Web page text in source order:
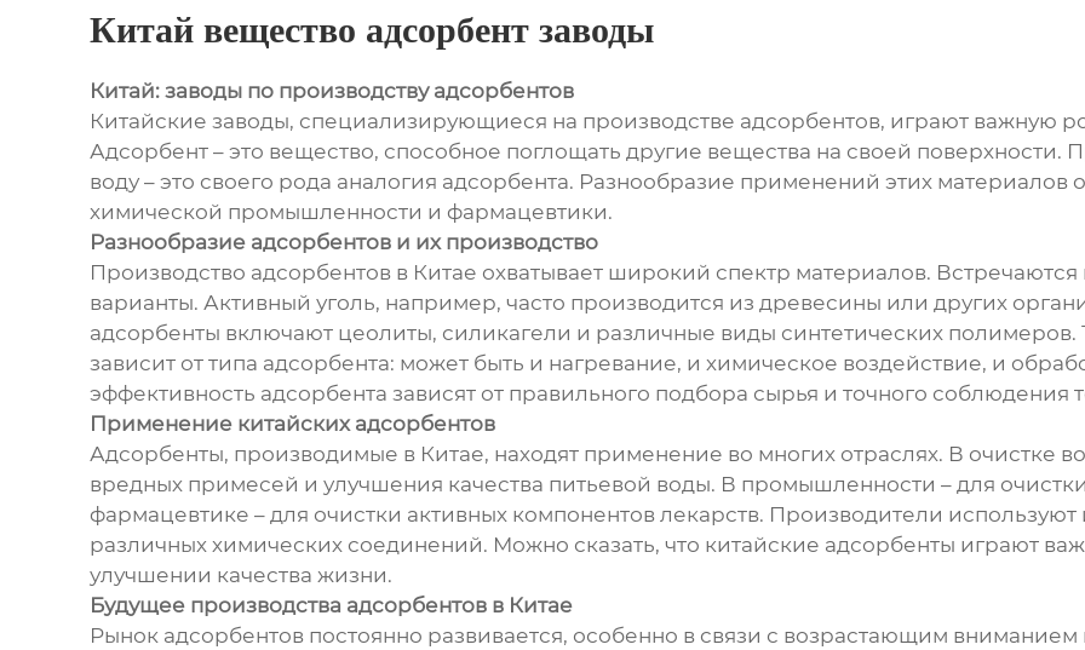
Китай вещество адсорбент заводы
Китай: заводы по производству адсорбентов
Китайские заводы, специализирующиеся на производстве адсорбентов, играют важную
Адсорбент – это вещество, способное поглощать другие вещества на своей поверхности.
воду – это своего рода аналогия адсорбента. Разнообразие применений этих материалов
химической промышленности и фармацевтики.
Разнообразие адсорбентов и их производство
Производство адсорбентов в Китае охватывает широкий спектр материалов.
варианты. Активный уголь, например, часто производится из древесины или других
адсорбенты включают цеолиты, силикагели и различные виды синтетических полимеров.
зависит от типа адсорбента: может быть и нагревание, и химическое воздействие, и
эффективность адсорбента зависят от правильного подбора сырья и точного соблюдения
Применение китайских адсорбентов
Адсорбенты, производимые в Китае, находят применение во многих отраслях. В очистке
вредных примесей и улучшения качества питьевой воды. В промышленности – для
фармацевтике – для очистки активных компонентов лекарств. Производители
различных химических соединений. Можно сказать, что китайские адсорбенты играют
улучшении качества жизни.
Будущее производства адсорбентов в Китае
Рынок адсорбентов постоянно развивается, особенно в связи с возрастающим